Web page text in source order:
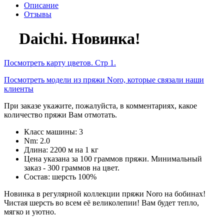
Описание
Отзывы
Daichi. Новинка!
Посмотреть карту цветов. Стр 1.
Посмотреть модели из пряжи Noro, которые связали наши
клиенты
При заказе укажите, пожалуйста, в комментариях, какое
количество пряжи Вам отмотать.
Класс машины: 3
Nm: 2.0
Длина: 2200 м на 1 кг
Цена указана за 100 граммов пряжи. Минимальный
заказ - 300 граммов на цвет.
Состав: шерсть 100%
Новинка в регулярной коллекции пряжи Noro на бобинах!
Чистая шерсть во всем её великолепии! Вам будет тепло,
мягко и уютно.